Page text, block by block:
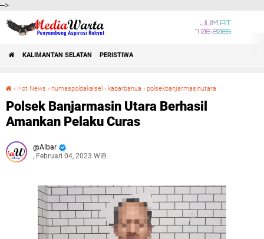
-->
JUM'AT
7 08 2026
KALIMANTAN SELATAN PERISTIWA
› Hot News › humaspoldakalsel › kabarbanua › polsekbanjarmasinutara
Polsek Banjarmasin Utara Berhasil
Amankan Pelaku Curas
Albar
, Februari 04, 2023 WIB